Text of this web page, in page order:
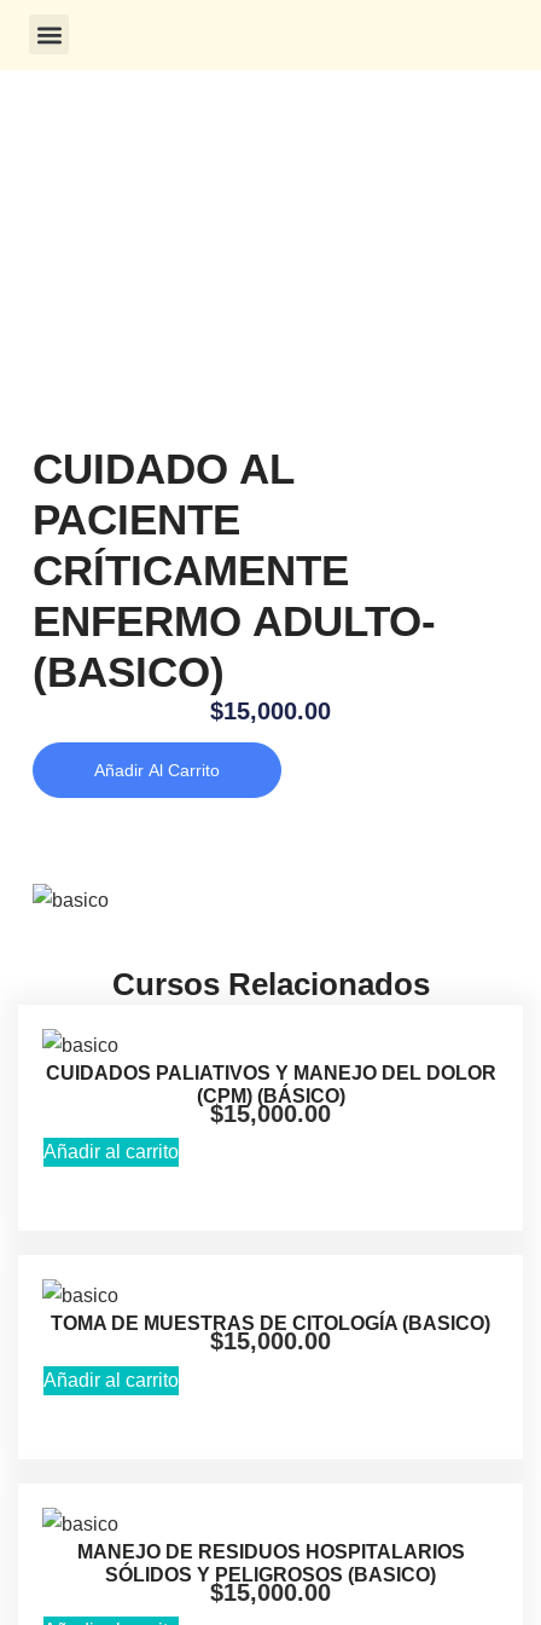
CUIDADO AL
PACIENTE
CRÍTICAMENTE
ENFERMO ADULTO-
(BASICO)
$15,000.00
Añadir Al Carrito
Cursos Relacionados
CUIDADOS PALIATIVOS Y MANEJO DEL DOLOR
(CPM) (BÁSICO)
$15,000.00
Añadir al carrito
TOMA DE MUESTRAS DE CITOLOGÍA (BASICO)
$15,000.00
Añadir al carrito
MANEJO DE RESIDUOS HOSPITALARIOS
SÓLIDOS Y PELIGROSOS (BASICO)
$15,000.00